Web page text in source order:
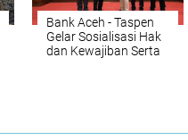
Bank Aceh - Taspen
Gelar Sosialisasi Hak
dan Kewajiban Serta